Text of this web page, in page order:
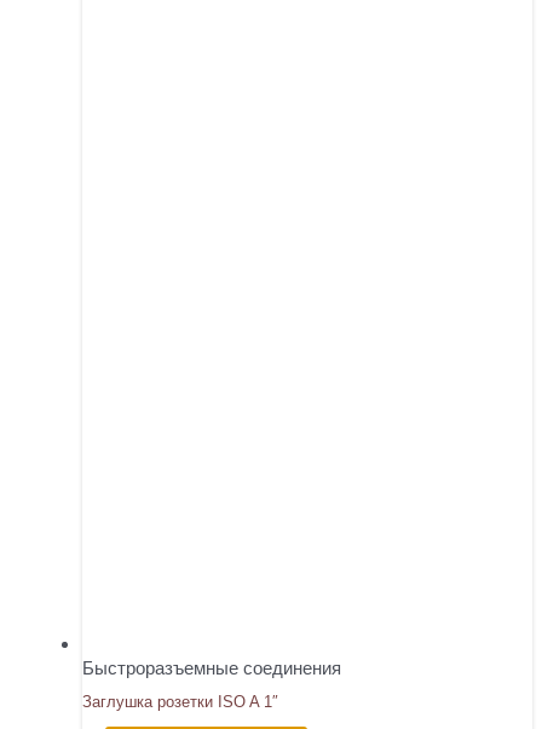
Быстроразъемные соединения
Заглушка розетки ISO A 1″